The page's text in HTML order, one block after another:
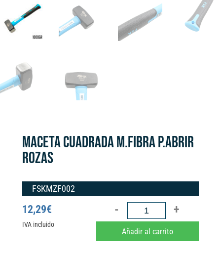
MACETA CUADRADA M.FIBRA P.ABRIR
ROZAS
FSKMZF002
12,29€
IVA incluido
MACETA
CUADRADA
M.FIBRA
Añadir al carrito